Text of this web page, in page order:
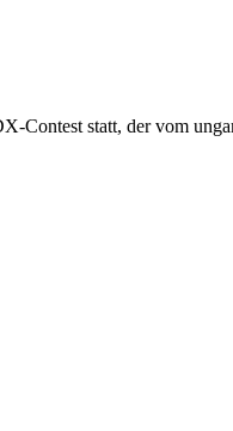
Contest statt, der vom